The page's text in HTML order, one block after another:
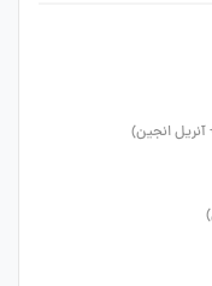
انجین)